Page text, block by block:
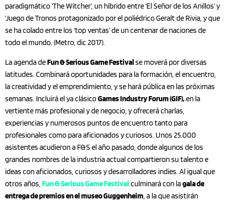
paradigmático ‘The Witcher’, un híbrido entre ‘El Señor de los Anillos’ y
‘Juego de Tronos protagonizado por el poliédrico Geralt de Rivia, y que
se ha colado entre los ‘top ventas’ de un centenar de naciones de
todo el mundo. (Metro, dic 2017).
La agenda deFun & Serious Game Festivalse moverá por diversas
latitudes. Combinará oportunidades para la formación, el encuentro,
la creatividad y el emprendimiento, y se hará pública en las próximas
semanas. Incluirá el ya clásicoGames Industry Forum (GIF),en la
vertiente más profesional y de negocio, y ofrecerá charlas,
experiencias y numerosos puntos de encuentro tanto para
profesionales como para aficionados y curiosos. Unos 25.000
asistentes acudieron a F&S el año pasado, donde algunos de los
grandes nombres de la industria actual compartieron su talento e
ideas con aficionados, curiosos y desarrolladores indies. Al igual que
otros años, Fun & Serious Game Festival culminará con lagala de
entrega de premios en el museo Guggenheim, a la que asistirán